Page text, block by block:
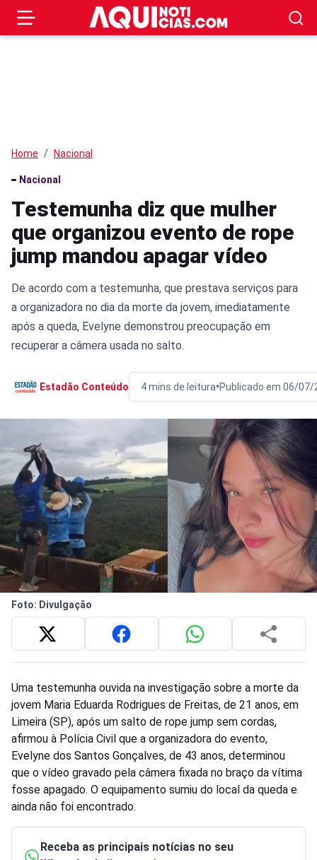
Home Nacional
Nacional
Testemunha diz que mulher
que organizou evento de rope
jump mandou apagar vídeo
De acordo com a testemunha, que prestava serviços para
a organizadora no dia da morte da jovem, imediatamente
após a queda, Evelyne demonstrou preocupação em
recuperar a câmera usada no salto.
Estadão Conteúdo 4 mins de leitura•Publicado em 06/07/
Foto: Divulgação
Uma testemunha ouvida na investigação sobre a morte da
jovem Maria Eduarda Rodrigues de Freitas, de 21 anos, em
Limeira (SP), após um salto de rope jump sem cordas,
afirmou à Polícia Civil que a organizadora do evento,
Evelyne dos Santos Gonçalves, de 43 anos, determinou
que o vídeo gravado pela câmera fixada no braço da vítima
fosse apagado. O equipamento sumiu do local da queda e
ainda não foi encontrado.
Receba as principais notícias no seu